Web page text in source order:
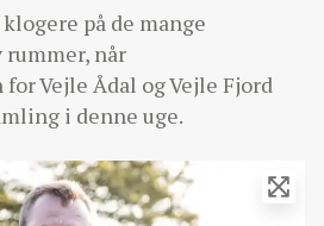
på de mange
når
Vejle Ådal og Vejle Fjord
i denne uge.